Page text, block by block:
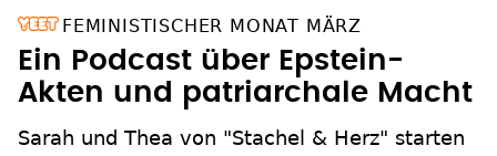
FEMINISTISCHER MONAT MÄRZ
Ein Podcast über Epstein-
Akten und patriarchale Macht
Sarah und Thea von "Stachel & Herz" starten